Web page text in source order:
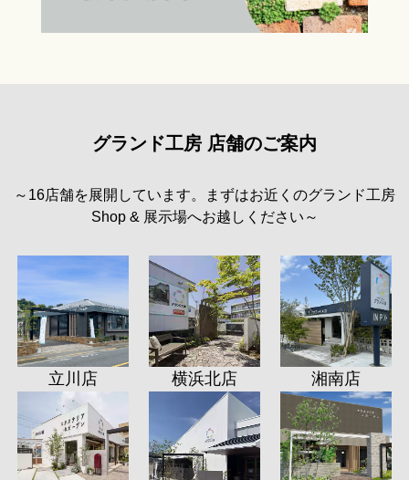
グランド工房 店舗のご案内
～16店舗を展開しています。まずはお近くのグランド工房
Shop & 展示場へお越しください～
立川店 横浜北店 湘南店